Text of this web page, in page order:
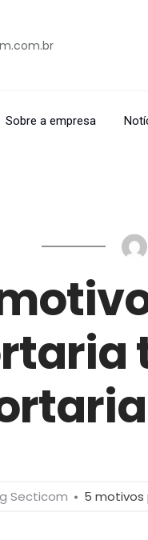
Sobre a empresa
Secticom 5 motivos